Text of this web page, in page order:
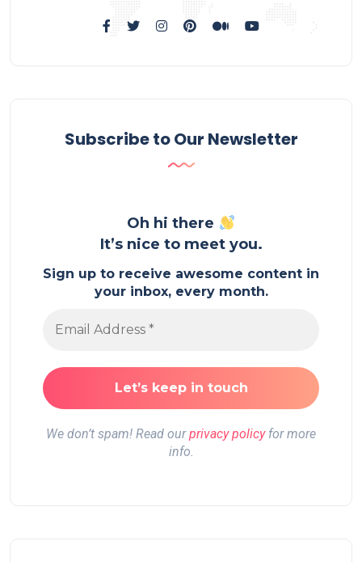
Subscribe to Our Newsletter
Oh hi there
It’s nice to meet you.
Sign up to receive awesome content in
your inbox, every month.
We don’t spam! Read ourprivacy policyfor more
info.